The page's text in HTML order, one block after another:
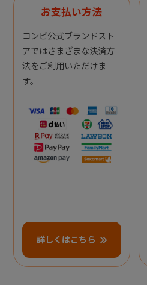
お支払い方法
コンビ公式ブランドスト
アではさまざまな決済方
法をご利用いただけま
す。
詳しくはこちら